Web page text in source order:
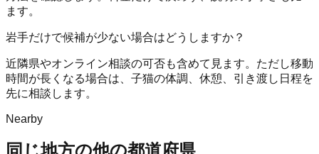
ます。
岩手だけで候補が少ない場合はどうしますか？
近隣県やオンライン相談の可否も含めて見ます。ただし移動
時間が長くなる場合は、子猫の体調、休憩、引き渡し日程を
先に相談します。
Nearby